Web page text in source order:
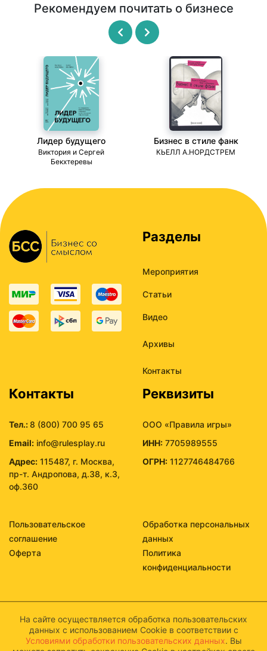
Рекомендуем почитать о бизнесе
Лидер будущего
Виктория и Сергей
Бекхтеревы
Бизнес в стиле фанк
КЬЕЛЛ А.НОРДСТРЕМ
Разделы
Мероприятия
Статьи
Видео
Архивы
Контакты
Контакты
Тел.:8 (800) 700 95 65
Email: info@rulesplay.ru
Адрес: 115487, г. Москва,
пр-т. Андропова, д.38, к.3,
оф.360
Реквизиты
ООО «Правила игры»
ИНН: 7705989555
ОГРН: 1127746484766
Пользовательское
соглашение
Обработка персональных
данных
Оферта
Политика
конфиденциальности
На сайте осуществляется обработка пользовательских
данных с использованием Cookie в соответствии с
Условиями обработки пользовательских данных. Вы